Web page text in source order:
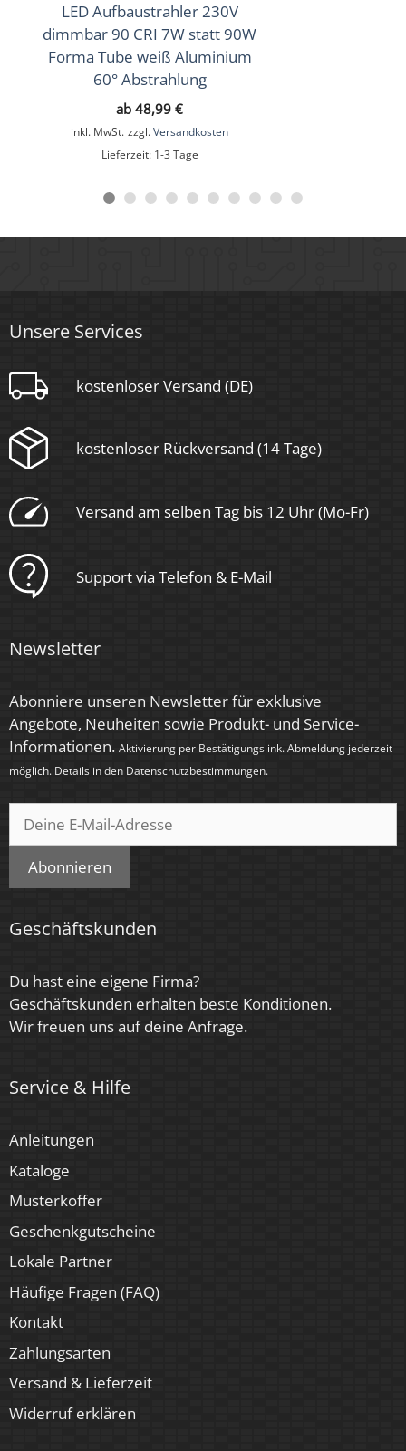
Schutzklasse (IP)
Mittlere Lebensdauer
35.000 Std.
Ultraflach
Form
Rund
Schaltzyklen
> 15.000
Anlaufzeit
< 1,00 Sek.
Zündzeit
Farbe
Anthrazit, Bronze – gebürstet, Chrom – poliert,
Eisen – gebürstet, Gold, Schwarz, Silber –
gebürstet, Silber – matt, Weiß
Tube-Farbe
Schwarz
Farbkonsistenz
< 6 SDCM
G
Herstellergarantie
Marke / Hersteller
Luxvenum
LED Aufbaustrahler 230V
dimmbar 90 CRI 7W statt 90W
Forma Tube weiß Aluminium
60° Abstrahlung
ab 48,99 €
inkl. MwSt. zzgl.Versandkosten
Lieferzeit: 1-3 Tage
Unsere Services
kostenloser Versand (DE)
kostenloser Rückversand (14 Tage)
Versand am selben Tag bis 12 Uhr (Mo-Fr)
Support via Telefon & E-Mail
Newsletter
Abonniere unseren Newsletter für exklusive
Angebote, Neuheiten sowie Produkt- und Service-
Informationen. Aktivierung per Bestätigungslink. Abmeldung jederzeit
möglich. Details in den Datenschutzbestimmungen.
Abonnieren
Geschäftskunden
Du hast eine eigene Firma?
Geschäftskunden erhalten beste Konditionen.
Wir freuen uns auf deine Anfrage.
Service & Hilfe
Anleitungen
Kataloge
Musterkoffer
Geschenkgutscheine
Lokale Partner
Häufige Fragen (FAQ)
Kontakt
Zahlungsarten
Versand & Lieferzeit
Widerruf erklären